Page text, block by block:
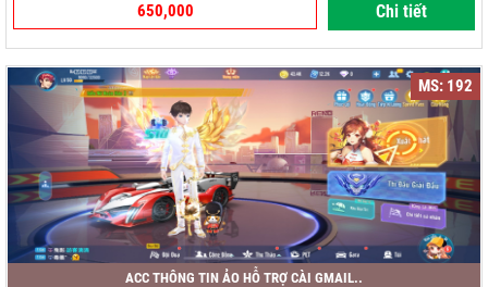
650,000 Chi tiết
MS: 192
ACC THÔNG TIN ẢO HỖ TRỢ CÀI GMAIL..